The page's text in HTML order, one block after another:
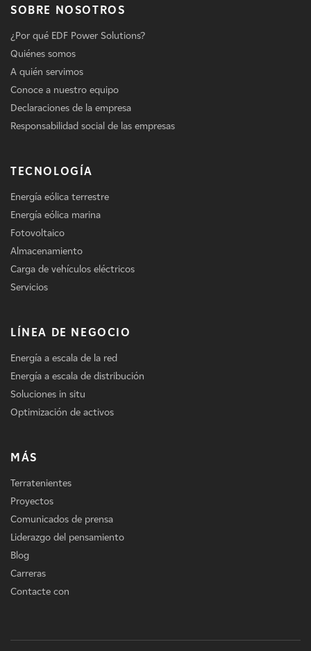
SOBRE NOSOTROS
¿Por qué EDF Power Solutions?
Quiénes somos
A quién servimos
Conoce a nuestro equipo
Declaraciones de la empresa
Responsabilidad social de las empresas
TECNOLOGÍA
Energía eólica terrestre
Energía eólica marina
Fotovoltaico
Almacenamiento
Carga de vehículos eléctricos
Servicios
LÍNEA DE NEGOCIO
Energía a escala de la red
Energía a escala de distribución
Soluciones in situ
Optimización de activos
MÁS
Terratenientes
Proyectos
Comunicados de prensa
Liderazgo del pensamiento
Blog
Carreras
Contacte con